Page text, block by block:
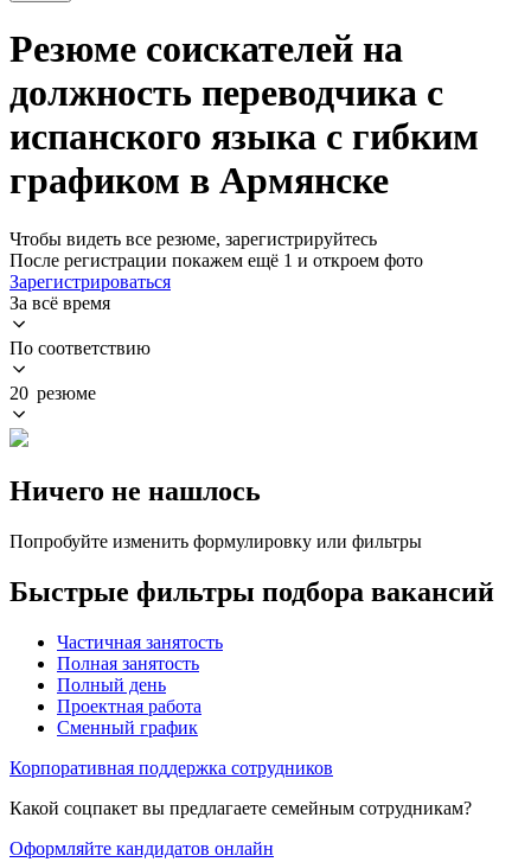
Резюме соискателей на
должность переводчика с
испанского языка с гибким
графиком в Армянске
Чтобы видеть все резюме, зарегистрируйтесь
После регистрации покажем ещё 1 и откроем фото
Зарегистрироваться
За всё время
По соответствию
20 резюме
Ничего не нашлось
Попробуйте изменить формулировку или фильтры
Быстрые фильтры подбора вакансий
Частичная занятость
Полная занятость
Полный день
Проектная работа
Сменный график
Корпоративная поддержка сотрудников
Какой соцпакет вы предлагаете семейным сотрудникам?
Оформляйте кандидатов онлайн